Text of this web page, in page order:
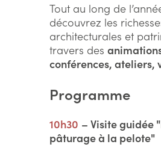
Tout au long de
découvrez les
architecturales et
travers des
conférences, ateliers,
Programme
10h30 – Visite guidée
pâturage à la pelote"